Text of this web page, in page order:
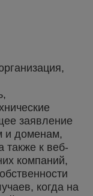
заявление
и доменам,
к веб-
компаний,
когда на